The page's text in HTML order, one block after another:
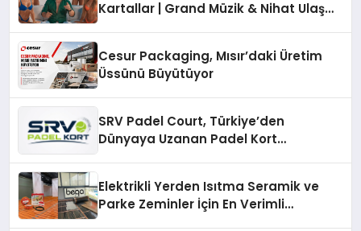
Kartallar | Grand Müzik & Nihat Ulaş
Cesur Packaging, Mısır’daki Üretim
Üssünü Büyütüyor
SRV Padel Court, Türkiye’den
Dünyaya Uzanan Padel Kort
Elektrikli Yerden Isıtma Seramik ve
Parke Zeminler İçin En Verimli